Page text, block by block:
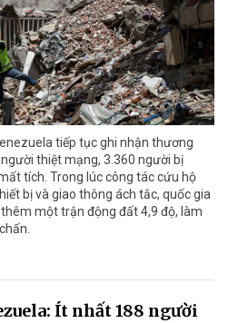
tiếp tục ghi nhận thương
thiệt mạng, 3.360 người bị
tích. Trong lúc công tác cứu hộ
bị và giao thông ách tắc, quốc gia
một trận động đất 4,9 độ, làm
Ít nhất 188 người